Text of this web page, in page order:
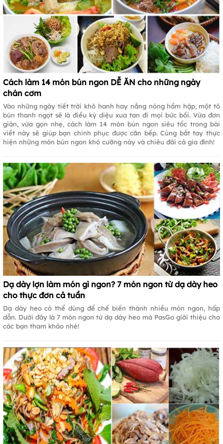
Cách làm 14 món bún ngon DỄ ĂN cho những ngày
chán cơm
Vào những ngày tiết trời khô hanh hay nắng nóng hầm hập, một tô
bún thanh ngọt sẽ là điều kỳ diệu xua tan đi mọi bức bối. Vừa đơn
giản, vừa gọn nhẹ, cách làm 14 món bún ngon siêu tốc trong bài
viết này sẽ giúp bạn chinh phục được căn bếp. Cùng bắt tay thực
hiện những món bún ngon khó cưỡng này và chiêu đãi cả gia đình!
Dạ dày lợn làm món gì ngon? 7 món ngon từ dạ dày heo
cho thực đơn cả tuần
Dạ dày heo có thể dùng để chế biến thành nhiều món ngon, hấp
dẫn. Dưới đây là 7 món ngon từ dạ dày heo mà PasGo giới thiệu cho
các bạn tham khảo nhé!